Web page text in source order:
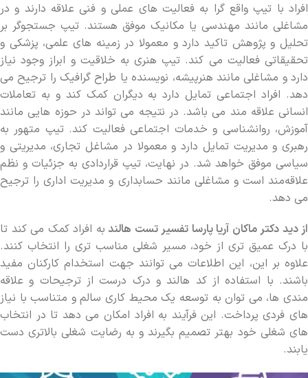
افراد با تیپ واقع‌ گرا به فعالیت ‌های عملی و فنی علاقه دارند و در
مشاغلی مانند مهندسی یا مکانیک موفق هستند. تیپ جستجوگر بر
تحلیل و پژوهش تاکید دارد و معمولا در زمینه‌ های علمی، پزشکی و
تحقیقاتی فعالیت می ‌کند. تیپ هنری به خلاقیت و ابراز وجود نیاز
دارد و مشاغلی مانند هنرپیشه، نویسنده یا طراح گرافیک را ترجیح می
‌دهد. افراد اجتماعی تمایل دارد به دیگران کمک کند و به تعاملات
انسانی علاقه مند می باشد. در نتیجه می تواند در حوزه ‌هایی مانند
آموزش، روانشناسی و خدمات اجتماعی فعالیت کند. تیپ متهور به
رهبری و مدیریت تمایل دارد و معمولا در مشاغل تجاری، مدیریتی و
سیاسی موفق خواهد شد. در نهایت، تیپ قراردادی به جزئیات و نظم
علاقه‌مند است و مشاغلی مانند حسابداری و مدیریت اداری را ترجیح
می‌ دهد.
از دید دکتر ماکان آریا پارسا تفسیر تست هالند به افراد کمک می ‌کند تا
با درک عمیق ‌تری از خود، مسیر شغلی مناسب ‌تری را انتخاب کنند.
علاوه بر این، این اطلاعات می ‌توانند جهت استخدام کارکنان مفید
باشند. با استفاده از کد هالند و درک درست از ترجیحات و علاقه‌
مندی ‌ها، می ‌توان به توسعه یک محیط کاری سالم و متناسب با نیاز
های فردی پرداخت. این فرآیند به افراد امکان می‌ دهد تا در انتخاب
‌های شغلی خود بهتر تصمیم بگیرند و به رضایت شغلی بالاتری دست
یابند.